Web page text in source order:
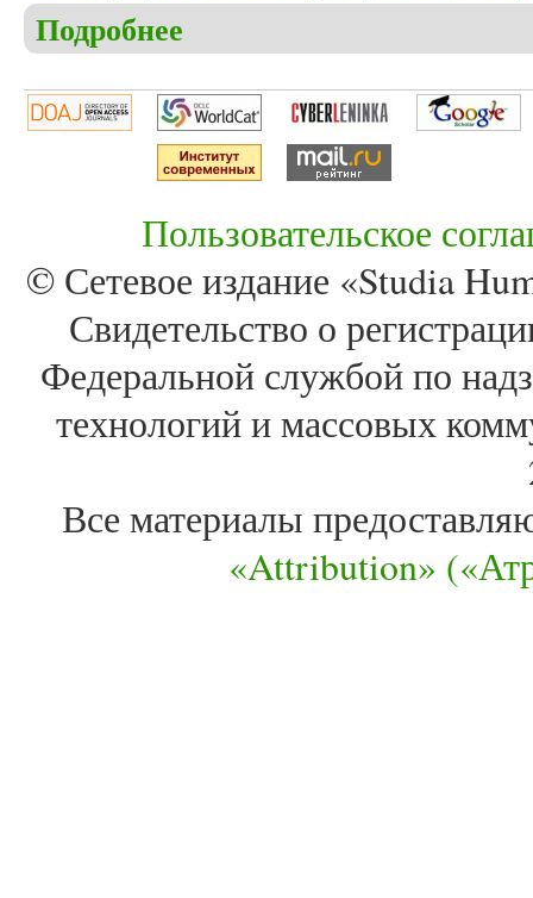
Подробнее
Пользовательское
© Сетевое издание «Studia
Свидетельство о
Федеральной службой по
технологий и массовых
Все материалы
«Attribution»